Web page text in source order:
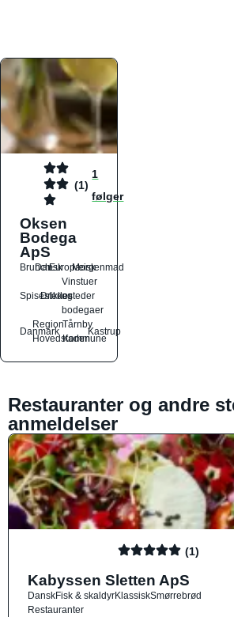
(1)
1
følger
Oksen
Bodega
ApS
Brunch
DanskEuropæiskMorgenmad
Spisesteder
Drikkesteder
Vinstuer
og
bodegaer
Danmark
Region
Hovedstaden
Tårnby
Kommune
Kastrup
Restauranter og andre
anmeldelser
(1)
Kabyssen Sletten ApS
DanskFisk & skaldyrKlassiskSmørrebrød
Restauranter